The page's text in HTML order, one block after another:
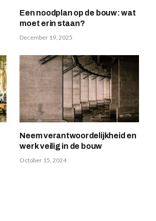
Een noodplan op de bouw: wat
moet erin staan?
December 19, 2025
Neem verantwoordelijkheid en
werk veilig in de bouw
October 15, 2024